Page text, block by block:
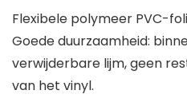
Flexibele polymeer PVC-
Goede duurzaamheid:
verwijderbare lijm, geen
van het vinyl.